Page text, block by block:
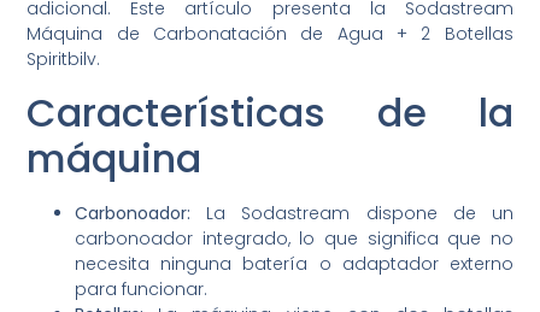
adicional. Este artículo presenta la Sodastream
Máquina de Carbonatación de Agua + 2 Botellas
Spiritbilv.
Características de la
máquina
Carbonoador: La Sodastream dispone de un
carbonoador integrado, lo que significa que no
necesita ninguna batería o adaptador externo
para funcionar.